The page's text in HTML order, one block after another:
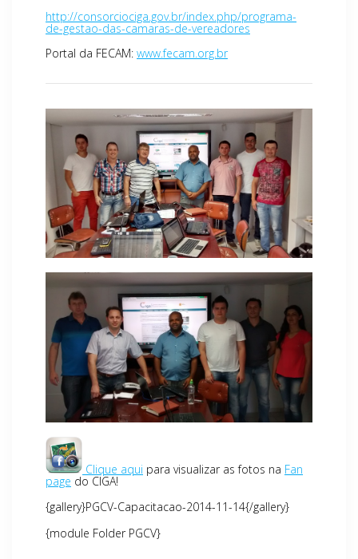
http://consorciociga.gov.br/index.php/programa-
de-gestao-das-camaras-de-vereadores
Portal da FECAM: www.fecam.org.br
Clique aqui para visualizar as fotos na Fan
page do CIGA!
{gallery}PGCV-Capacitacao-2014-11-14{/gallery}
{module Folder PGCV}